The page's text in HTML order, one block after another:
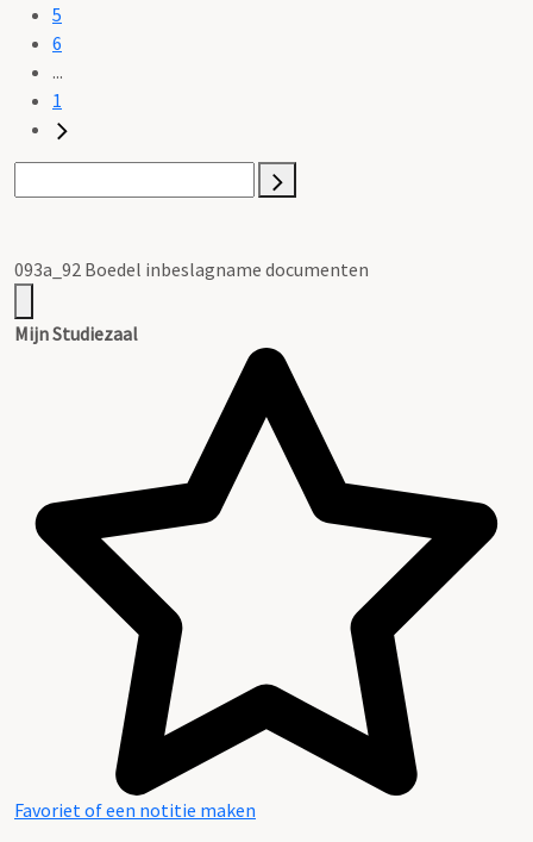
5
6
...
1
093a_92 Boedel inbeslagname documenten
Mijn Studiezaal
Favoriet of een notitie maken